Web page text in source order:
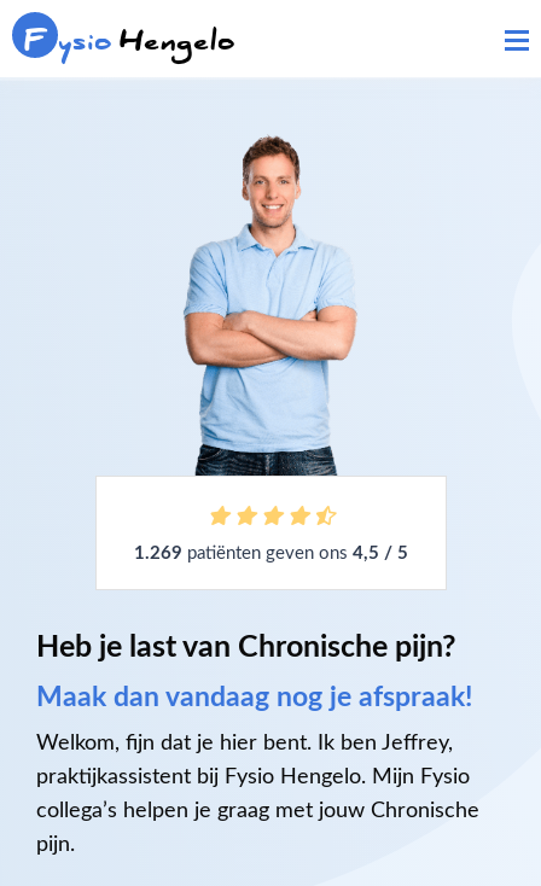
F ysioHengelo
1.269 patiënten geven ons 4,5 / 5
Heb je last van Chronische pijn?
Maak dan vandaag nog je afspraak!
Welkom, fijn dat je hier bent. Ik ben Jeffrey,
praktijkassistent bij Fysio Hengelo. Mijn Fysio
collega’s helpen je graag met jouw Chronische
pijn.